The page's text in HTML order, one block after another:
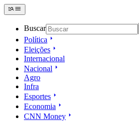
Buscar
Política
Eleições
Internacional
Nacional
Agro
Infra
Esportes
Economia
CNN Money